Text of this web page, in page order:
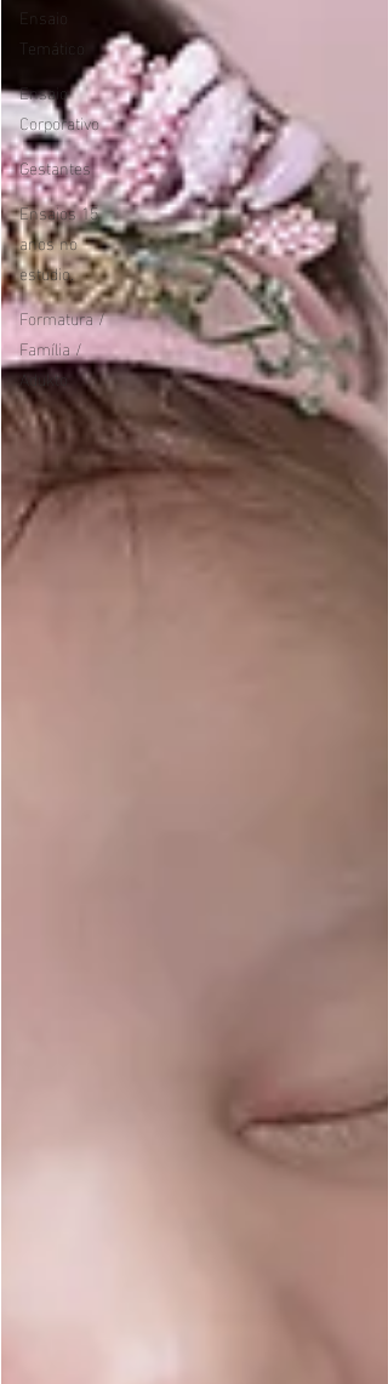
Ensaio
Temático
Ensaio
Corporativo
Gestantes
Ensaios 15
anos no
estúdio.
Formatura /
Família /
Adukto